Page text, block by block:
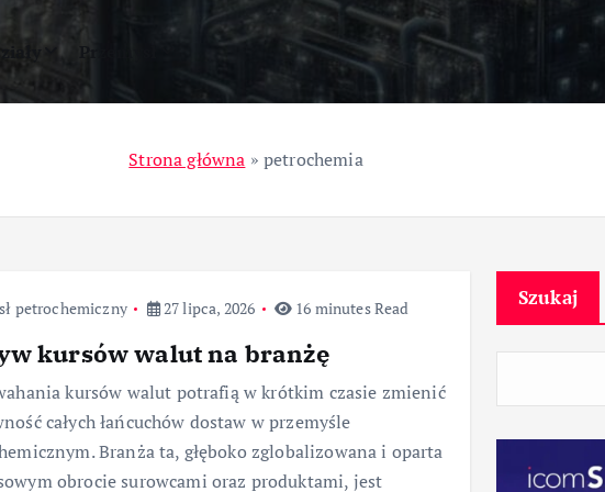
Przemysł
Strona główna » petrochemia
petrochemiczny 27 lipca, 2026 16 minutes Read
kursów walut na branżę
kursów walut potrafią w krótkim czasie zmienić
całych łańcuchów dostaw w przemyśle
Branża ta, głęboko zglobalizowana i oparta
obrocie surowcami oraz produktami, jest
Szukaj